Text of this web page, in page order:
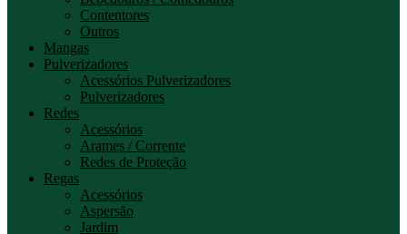
Contentores
Outros
Mangas
Pulverizadores
Acessórios Pulverizadores
Pulverizadores
Redes
Acessórios
Arames / Corrente
Redes de Proteção
Regas
Acessórios
Aspersão
Jardim